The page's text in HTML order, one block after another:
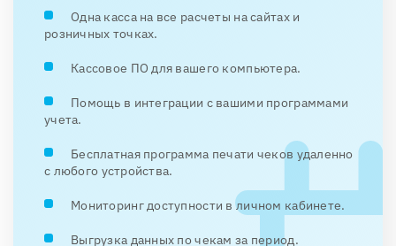
Одна касса на все расчеты на сайтах и
розничных точках.
Кассовое ПО для вашего компьютера.
Помощь в интеграции с вашими программами
учета.
Бесплатная программа печати чеков удаленно
с любого устройства.
Мониторинг доступности в личном кабинете.
Выгрузка данных по чекам за период.